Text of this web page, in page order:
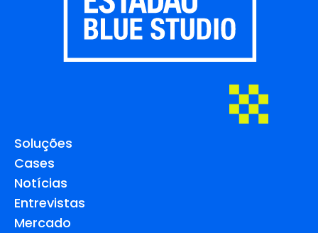
Soluções
Cases
Notícias
Entrevistas
Mercado